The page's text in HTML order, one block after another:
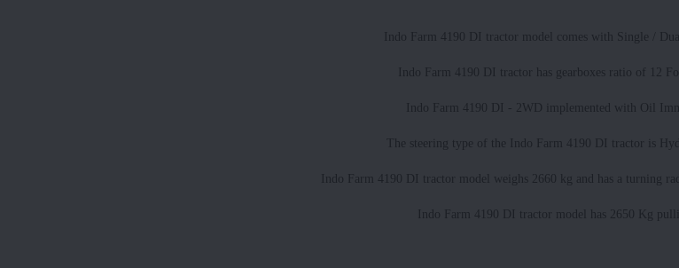
Indo Farm 4190 DI tractor model comes with Single /
Indo Farm 4190 DI tractor has gearboxes ratio of 12
Indo Farm 4190 DI - 2WD implemented with Oil
The steering type of the Indo Farm 4190 DI tractor is
Indo Farm 4190 DI tractor model weighs 2660 kg and has a turning
Indo Farm 4190 DI tractor model has 2650 Kg